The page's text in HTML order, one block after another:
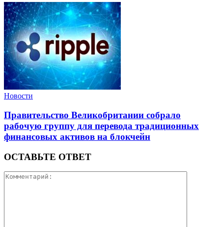
Новости
Правительство Великобритании собрало
рабочую группу для перевода традиционных
финансовых активов на блокчейн
ОСТАВЬТЕ ОТВЕТ